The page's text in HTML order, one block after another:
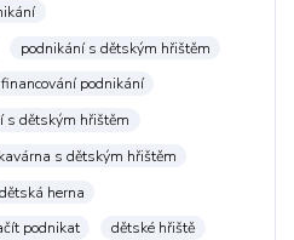
podnikání s dětským hřištěm
financování podnikání
s dětským hřištěm
kavárna s dětským hřištěm
dětská herna
podnikat
dětské hřiště